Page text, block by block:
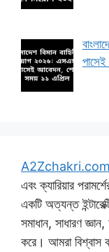
A2Zchakri.com
এবং ক্যারিয়ার
একটি অত্যন্ত
সমাধান, সাধারণ
করে। আমরা বিশ্বাস